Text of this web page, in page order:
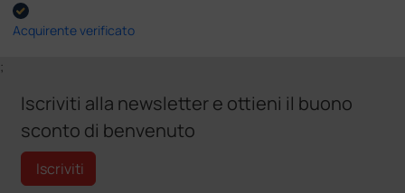
Acquirente verificato
;
Iscriviti alla newsletter e ottieni il buono
sconto di benvenuto
Iscriviti